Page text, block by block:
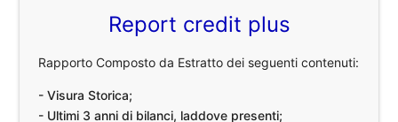
Report credit plus
Rapporto Composto da Estratto dei seguenti contenuti:
- Visura Storica;
- Ultimi 3 anni di bilanci, laddove presenti;